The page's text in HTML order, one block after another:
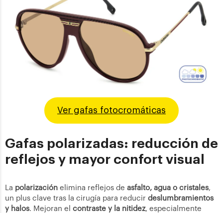
Ver gafas fotocromáticas
Gafas polarizadas: reducción de
reflejos y mayor confort visual
La polarización elimina reflejos de asfalto, agua o cristales,
un plus clave tras la cirugía para reducir deslumbramientos
y halos. Mejoran el contraste y la nitidez, especialmente